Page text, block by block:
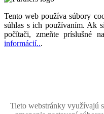
Tento web používa súbory
súhlas s ich používaním. Ak
počítači, zmeňte príslušné
informácií...
Tieto webstránky využívajú